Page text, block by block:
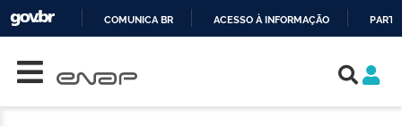
COMUNICA BR ACESSO À INFORMAÇÃO